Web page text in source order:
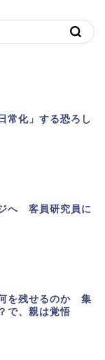
常化」する恐ろし
へ 客員研究員に
を残せるのか 集
で、親は覚悟